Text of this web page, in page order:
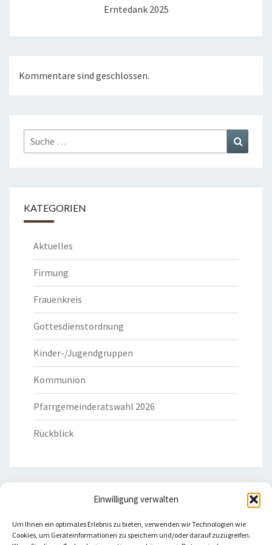
Einwilligung verwalten
Um Ihnen ein optimales Erlebnis zu bieten, verwenden wir Technologien wie
Cookies, um Geräteinformationen zu speichern und/oder darauf zuzugreifen.
Erntedank 2025
Kommentare sind geschlossen.
Suche
nach:
KATEGORIEN
Aktuelles
Firmung
Frauenkreis
Gottesdienstordnung
Kinder-/Jugendgruppen
Kommunion
Pfarrgemeinderatswahl 2026
Rückblick